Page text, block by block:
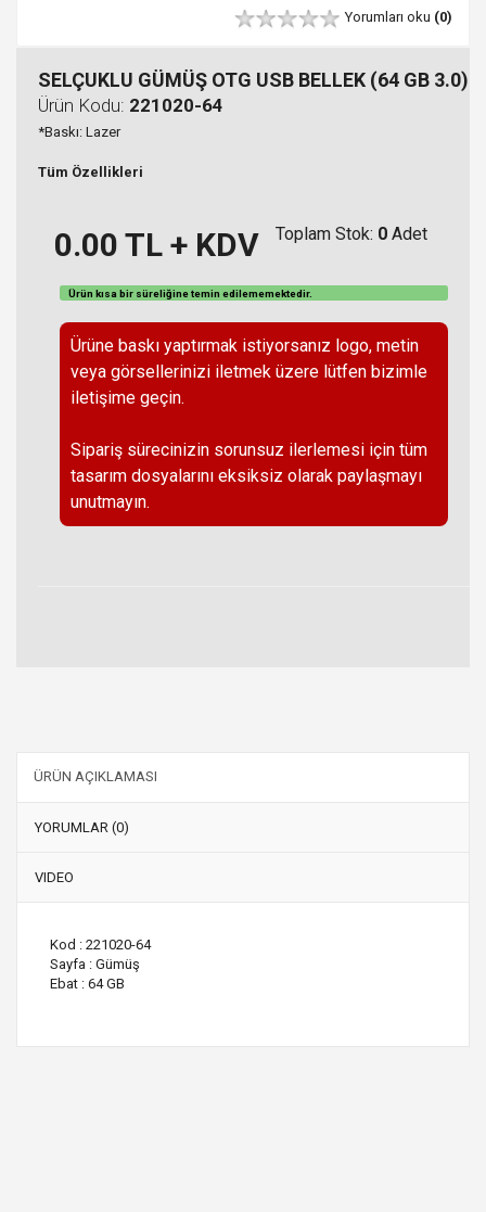
Yorumları oku (0)
SELÇUKLU GÜMÜŞ OTG USB BELLEK (64 GB 3.0)
Ürün Kodu: 221020-64
*Baskı: Lazer
Tüm Özellikleri
0.00 TL + KDV Toplam Stok: 0 Adet
Ürün kısa bir süreliğine temin edilememektedir.
Ürüne baskı yaptırmak istiyorsanız logo, metin
veya görsellerinizi iletmek üzere lütfen bizimle
iletişime geçin.
Sipariş sürecinizin sorunsuz ilerlemesi için tüm
tasarım dosyalarını eksiksiz olarak paylaşmayı
unutmayın.
ÜRÜN AÇIKLAMASI
YORUMLAR (0)
VIDEO
Kod : 221020-64
Sayfa : Gümüş
Ebat : 64 GB